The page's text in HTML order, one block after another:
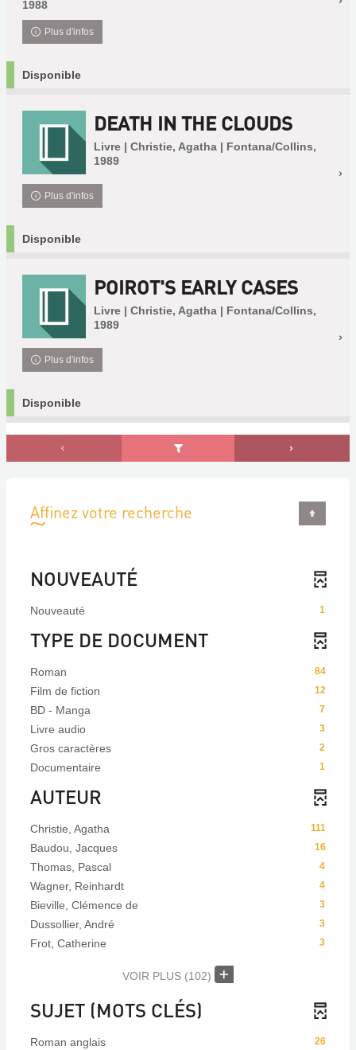
1988
Plus d'infos
Disponible
DEATH IN THE CLOUDS
Livre | Christie, Agatha | Fontana/Collins,
1989
Plus d'infos
Disponible
POIROT'S EARLY CASES
Livre | Christie, Agatha | Fontana/Collins,
1989
Plus d'infos
Disponible
Affinez votre recherche
NOUVEAUTÉ
1
Nouveauté
TYPE DE DOCUMENT
84
Roman
12
Film de fiction
7
BD - Manga
3
Livre audio
2
Gros caractères
1
Documentaire
AUTEUR
111
Christie, Agatha
16
Baudou, Jacques
4
Thomas, Pascal
4
Wagner, Reinhardt
3
Bieville, Clémence de
3
Dussollier, André
3
Frot, Catherine
VOIR PLUS (102)
SUJET (MOTS CLÉS)
26
Roman anglais